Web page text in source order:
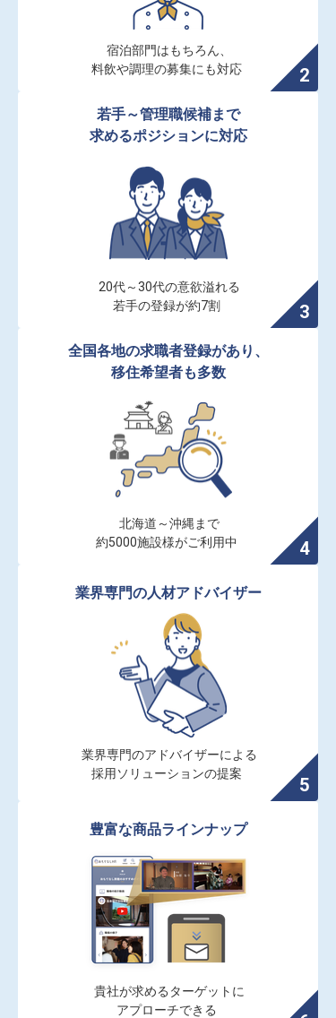
宿泊部門はもちろん、
料飲や調理の募集にも対応
若手～管理職候補まで
求めるポジションに対応
20代～30代の意欲溢れる
若手の登録が約7割
全国各地の求職者登録があり、
移住希望者も多数
北海道～沖縄まで
約5000施設様がご利用中
業界専門の人材アドバイザー
業界専門のアドバイザーによる
採用ソリューションの提案
豊富な商品ラインナップ
貴社が求めるターゲットに
アプローチできる